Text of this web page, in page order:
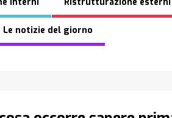
Le notizie del giorno